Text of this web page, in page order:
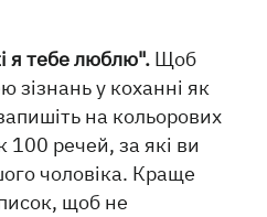
я тебе люблю". Щоб
зізнань у коханні як
на кольорових
100 речей, за які ви
чоловіка. Краще
щоб не